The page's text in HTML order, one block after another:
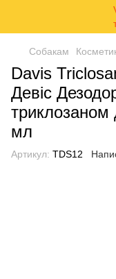
Собакам
Davis
Девіс
триклозаном
мл
Артикул: TDS12